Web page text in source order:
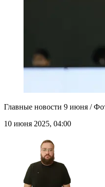
Главные новости 9 июня /
10 июня 2025, 04:00